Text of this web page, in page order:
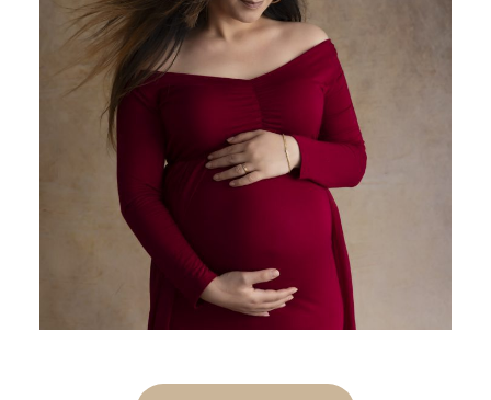
MINI SHOOTING GROSSESSE-STUDIO PHOTO
ENGHIEN LES BAINS